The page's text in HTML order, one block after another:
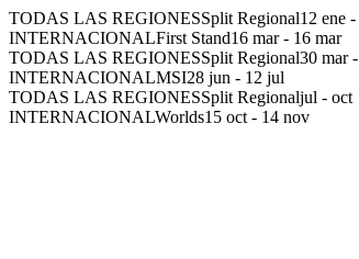
TODAS LAS REGIONESSplit Regional12 ene -
INTERNACIONALFirst Stand16 mar- 16 mar
TODAS LAS REGIONESSplit Regional30 mar-
INTERNACIONALMSI28 jun - 12 jul
TODAS LAS REGIONESSplit Regionaljul - oct
INTERNACIONALWorlds15 oct - 14 nov